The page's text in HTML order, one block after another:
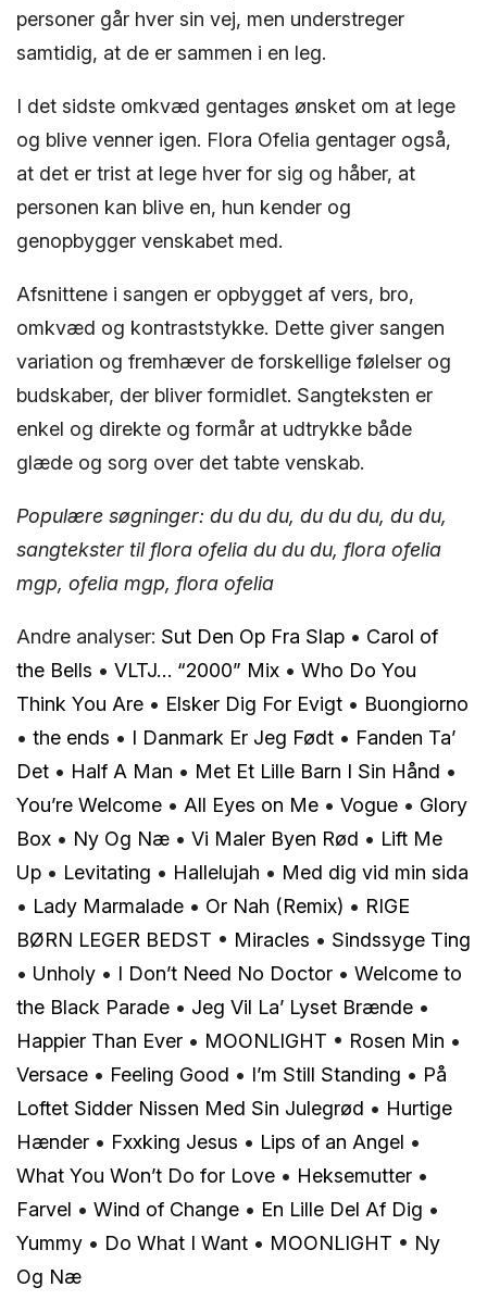
personer går hver sin vej, men understreger
samtidig, at de er sammen i en leg.
I det sidste omkvæd gentages ønsket om at lege
og blive venner igen. Flora Ofelia gentager også,
at det er trist at lege hver for sig og håber, at
personen kan blive en, hun kender og
genopbygger venskabet med.
Afsnittene i sangen er opbygget af vers, bro,
omkvæd og kontraststykke. Dette giver sangen
variation og fremhæver de forskellige følelser og
budskaber, der bliver formidlet. Sangteksten er
enkel og direkte og formår at udtrykke både
glæde og sorg over det tabte venskab.
Populære søgninger: du du du, du du du, du du,
sangtekster til flora ofelia du du du, flora ofelia
mgp, ofelia mgp, flora ofelia
Andre analyser: Sut Den Op Fra Slap • Carol of
the Bells • VLTJ… “2000” Mix • Who Do You
Think You Are • Elsker Dig For Evigt • Buongiorno
• ​the ends • I Danmark Er Jeg Født • Fanden Ta’
Det • Half A Man • Met Et Lille Barn I Sin Hånd •
You’re Welcome • All Eyes on Me • Vogue • Glory
Box • Ny Og Næ • Vi Maler Byen Rød • Lift Me
Up • Levitating • Hallelujah • Med dig vid min sida
• Lady Marmalade • Or Nah (Remix) • RIGE
BØRN LEGER BEDST • Miracles • Sindssyge Ting
• Unholy • I Don’t Need No Doctor • Welcome to
the Black Parade • Jeg Vil La’ Lyset Brænde •
Happier Than Ever • MOONLIGHT • Rosen Min •
Versace • Feeling Good • I’m Still Standing • På
Loftet Sidder Nissen Med Sin Julegrød • Hurtige
Hænder • Fxxking Jesus • Lips of an Angel •
What You Won’t Do for Love • Heksemutter •
Farvel • Wind of Change • En Lille Del Af Dig •
Yummy • Do What I Want • MOONLIGHT • Ny
Og Næ